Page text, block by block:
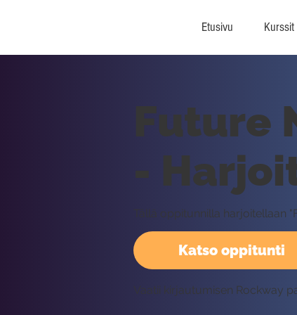
Etusivu Kurssit
Katso oppitunti
Future
-
Tällä oppitunnilla harjoitellaan
Vaatii kirjautumisen Rockway